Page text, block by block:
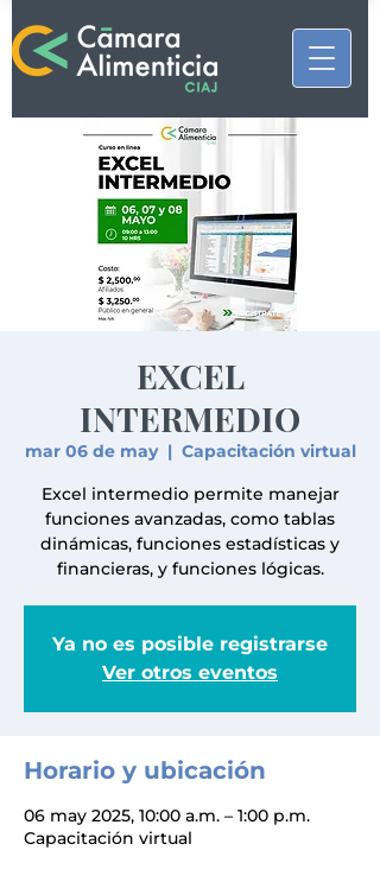
EXCEL
INTERMEDIO
mar 06 de may
  |
Capacitación virtual
Excel intermedio permite manejar
funciones avanzadas, como tablas
dinámicas, funciones estadísticas y
financieras, y funciones lógicas.
Ya no es posible registrarse
Ver otros eventos
Horario y ubicación
06 may 2025, 10:00 a.m. – 1:00 p.m.
Capacitación virtual